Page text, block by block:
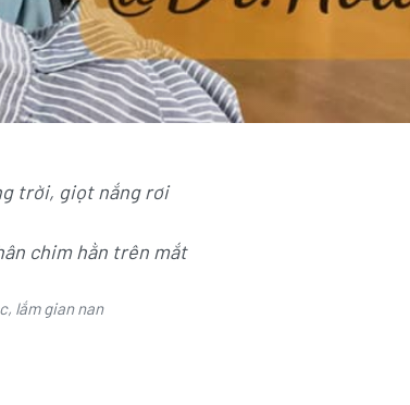
trời, giọt nắng rơi
chim hằn trên mắt
lắm gian nan